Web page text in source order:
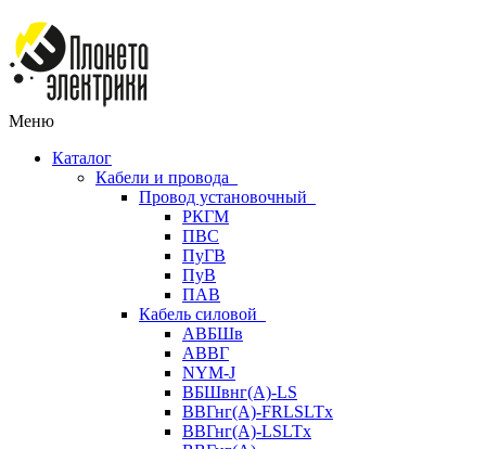
Меню
Каталог
Кабели и провода
Провод установочный
РКГМ
ПВС
ПуГВ
ПуВ
ПАВ
Кабель силовой
АВБШв
АВВГ
NYM-J
ВБШвнг(А)-LS
ВВГнг(A)-FRLSLTx
ВВГнг(A)-LSLTx